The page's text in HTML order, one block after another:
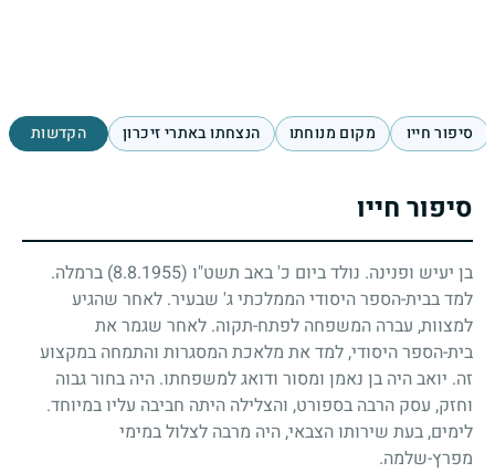
סיפור חייו מקום מנוחתו הנצחתו באתרי זיכרון הקדשות
סיפור חייו
בן יעיש ופנינה. נולד ביום כ' באב תשט"ו (8.8.1955)
ברמלה.
למד בבית-הספר היסודי הממלכתי ג' שבעיר. לאחר שהגיע
למצוות, עברה המשפחה לפתח-תקוה. לאחר שגמר את
בית-הספר היסודי, למד את מלאכת המסגרות והתמחה במקצוע
זה. יואב היה בן נאמן ומסור ודואג למשפחתו. היה בחור גבוה
וחזק, עסק הרבה בספורט, והצלילה היתה חביבה עליו במיוחד.
לימים, בעת שירותו הצבאי, היה מרבה לצלול במימי
מפרץ-שלמה.